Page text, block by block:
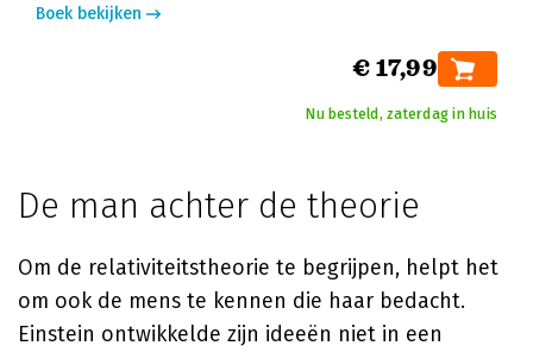
Boek bekijken
€ 17,99
Nu besteld, zaterdag in huis
De man achter de theorie
Om de relativiteitstheorie te begrijpen, helpt het
om ook de mens te kennen die haar bedacht.
Einstein ontwikkelde zijn ideeën niet in een